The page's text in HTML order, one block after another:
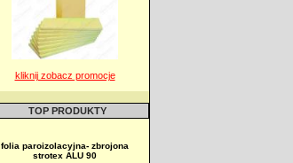
kliknij zobacz promocje
TOP PRODUKTY
folia paroizolacyjna- zbrojona
strotex ALU 90